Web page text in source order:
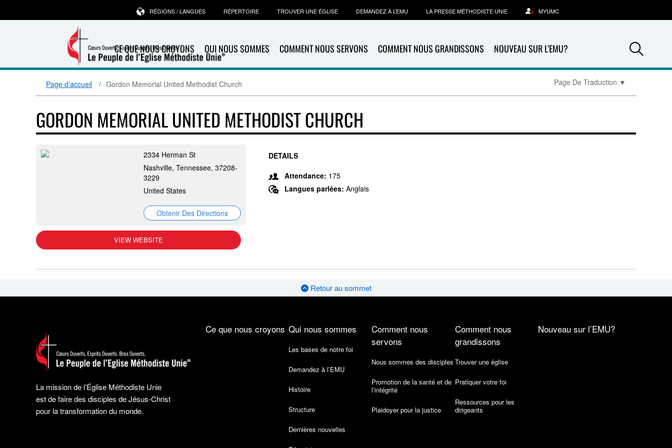
CE QUE NOUS CROYONS QUI NOUS SOMMES COMMENT NOUS SERVONS COMMENT NOUS GRANDISSONS NOUVEAU SUR L’EMU?
RÉGIONS / LANGUES RÉPERTOIRE TROUVER UNE ÉGLISE DEMANDEZ À L’EMU LA PRESSE MÉTHODISTE UNIE MYUMC
Page d’accueil Gordon Memorial United Methodist Church Page De Traduction ▼
GORDON MEMORIAL UNITED METHODIST CHURCH
2334 Herman St
Nashville, Tennessee, 37208-
3229
United States
Obtenir Des Directions
VIEW WEBSITE
DETAILS
Attendance: 175
Langues parlées: Anglais
Retour au sommet
La mission de l’Église Méthodiste Unie
est de faire des disciples de Jésus-Christ
pour la transformation du monde.
Ce que nous croyons Qui nous sommes
Les bases de notre foi
Demandez à l’EMU
Histoire
Structure
Dernières nouvelles
Comment nous
servons
Nous sommes des disciples
Promotion de la santé et de
l’intégrité
Plaidoyer pour la justice
Comment nous
grandissons
Trouver une église
Pratiquer votre foi
Ressources pour les
dirigeants
Nouveau sur l’EMU?